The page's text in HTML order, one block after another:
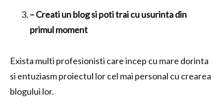
– Creati un blog si poti trai cu usurinta din
primul moment
Exista multi profesionisti care incep cu mare dorinta
si entuziasm proiectul lor cel mai personal cu crearea
blogului lor.